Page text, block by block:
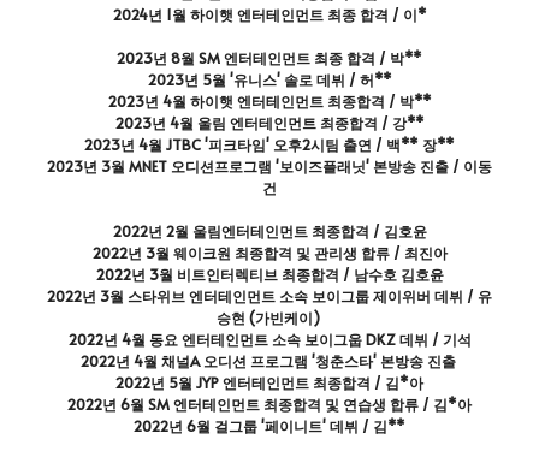
2024년 1월 하이햇 엔터테인먼트 최종 합격 / 이*
2023년 8월 SM 엔터테인먼트 최종 합격 / 박**
2023년 5월 '유니스' 솔로 데뷔 / 허**
2023년 4월 하이햇 엔터테인먼트 최종합격 / 박**
2023년 4월 울림 엔터테인먼트 최종합격 / 강**
2023년 4월 JTBC '피크타임' 오후2시팀 출연 / 백** 장**
2023년 3월 MNET 오디션프로그램 '보이즈플래닛' 본방송 진출 / 이동
건
2022년 2월 울림엔터테인먼트 최종합격 / 김호윤
2022년 3월 웨이크원 최종합격 및 관리생 합류 / 최진아
2022년 3월 비트인터렉티브 최종합격 / 남수호 김호윤
2022년 3월 스타위브 엔터테인먼트 소속 보이그룹 제이위버 데뷔 / 유
승현 (가빈케이)
2022년 4월 동요 엔터테인먼트 소속 보이그웁 DKZ 데뷔 / 기석
2022년 4월 채널A 오디션 프로그램 '청춘스타' 본방송 진출
2022년 5월 JYP 엔터테인먼트 최종합격 / 김*아
2022년 6월 SM 엔터테인먼트 최종합격 및 연습생 합류 / 김*아
2022년 6월 걸그룹 '페이니트' 데뷔 / 김**